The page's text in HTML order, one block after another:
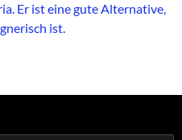
Er ist eine gute Alternative,
ist.